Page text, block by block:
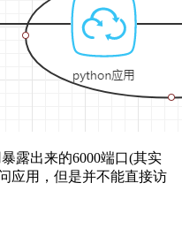
露出来的6000端口(其实
应用，但是并不能直接访